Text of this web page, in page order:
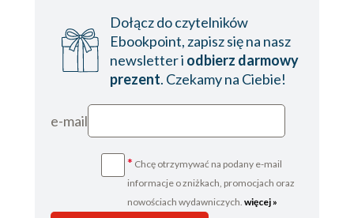
Dołącz do czytelników
Ebookpoint, zapisz się na nasz
newsletter i odbierz darmowy
prezent. Czekamy na Ciebie!
e-mail
* Chcę otrzymywać na podany e-mail
informacje o zniżkach, promocjach oraz
nowościach wydawniczych. więcej »